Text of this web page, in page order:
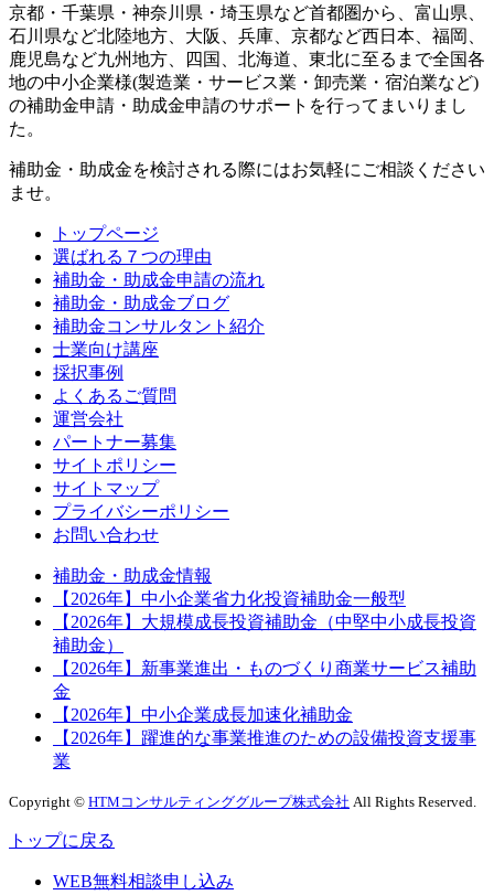
京都・千葉県・神奈川県・埼玉県など首都圏から、富山県、
石川県など北陸地方、大阪、兵庫、京都など西日本、福岡、
鹿児島など九州地方、四国、北海道、東北に至るまで全国各
地の中小企業様(製造業・サービス業・卸売業・宿泊業など)
の補助金申請・助成金申請のサポートを行ってまいりまし
た。
補助金・助成金を検討される際にはお気軽にご相談ください
ませ。
トップページ
選ばれる７つの理由
補助金・助成金申請の流れ
補助金・助成金ブログ
補助金コンサルタント紹介
士業向け講座
採択事例
よくあるご質問
運営会社
パートナー募集
サイトポリシー
サイトマップ
プライバシーポリシー
お問い合わせ
補助金・助成金情報
【2026年】中小企業省力化投資補助金一般型
【2026年】大規模成長投資補助金（中堅中小成長投資
補助金）
【2026年】新事業進出・ものづくり商業サービス補助
金
【2026年】中小企業成長加速化補助金
【2026年】躍進的な事業推進のための設備投資支援事
業
Copyright © HTMコンサルティンググループ株式会社 All Rights Reserved.
トップに戻る
WEB無料相談申し込み